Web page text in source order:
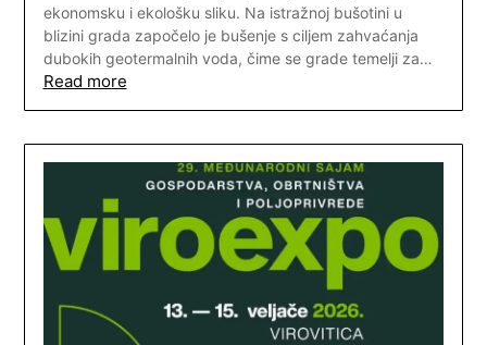
ekonomsku i ekološku sliku. Na istražnoj bušotini u
blizini grada započelo je bušenje s ciljem zahvaćanja
dubokih geotermalnih voda, čime se grade temelji za…
Read more